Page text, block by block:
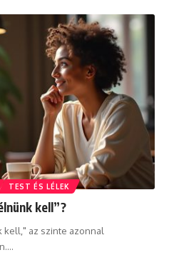
TEST ÉS LÉLEK
kell”?
kell," az szinte azonnal
…